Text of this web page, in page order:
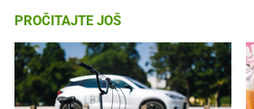
PROČITAJTE JOŠ